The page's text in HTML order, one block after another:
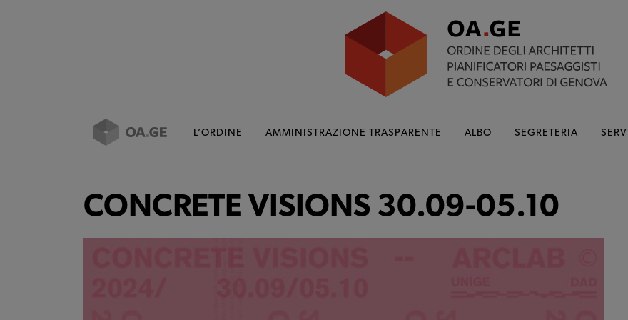
L’ORDINE AMMINISTRAZIONE TRASPARENTE ALBO SEGRETERIA
CONCRETE VISIONS 30.09-05.10